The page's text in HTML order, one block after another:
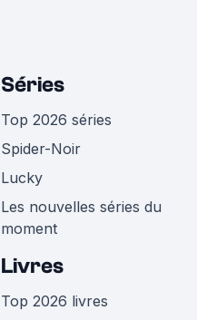
Séries
Top 2026 séries
Spider-Noir
Lucky
Les nouvelles séries du
moment
Livres
Top 2026 livres